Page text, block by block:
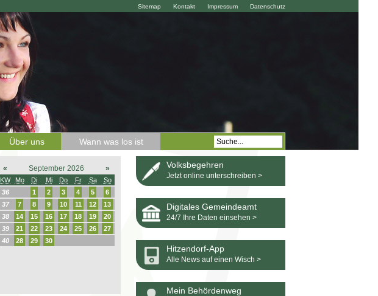
Datenschutz
Impressum
Kontakt
Sitemap
Über uns Wann was los ist
« September 2026 »
KW Mo Di Mi Do Fr Sa
So
36
1 2 3 4 5
6
37
7 8 9 10 11 12
13
38
14 15 16 17 18 19
20
39
21 22 23 24 25 26
27
40
28 29 30
Volksbegehren
Jetzt online unterschreiben >
Digitales Gemeindeamt
24/7 Ihre Daten einsehen >
Hitzendorf-App
Alle News auf einen Wisch >
Mein Behördenweg